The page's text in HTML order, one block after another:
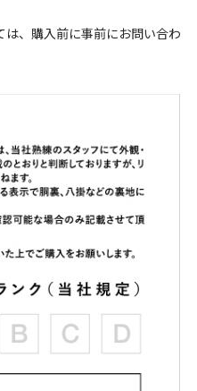
、購入前に事前にお問い合わ